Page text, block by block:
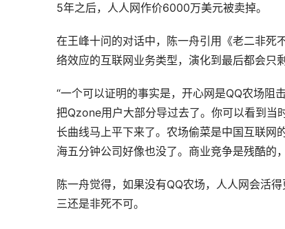
5年之后，人人网作价6000万美元被卖掉。
在王峰十问的对话中，陈一舟引用《老二非死
络效应的互联网业务类型，演化到最后都会只
“一个可以证明的事实是，开心网是QQ农场阻
把Qzone用户大部分导过去了。你可以看到当
长曲线马上平下来了。农场偷菜是中国互联网
海五分钟公司好像也没了。商业竞争是残酷的
陈一舟觉得，如果没有QQ农场，人人网会活
三还是非死不可。